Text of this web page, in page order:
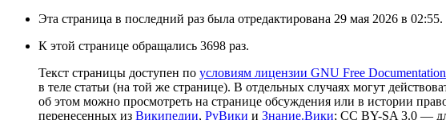
Эта страница в последний раз была отредактирована 29 мая 2026 в 02:55.
К этой странице обращались 3698 раз.
Текст страницы доступен по условиям лицензии GNU Free
в теле статьи (на той же странице). В отдельных случаях могут
об этом можно просмотреть на странице обсуждения или в истории
перенесенных из Википедии, РуВики и Знание.Вики; CC BY-SA 3.0 —